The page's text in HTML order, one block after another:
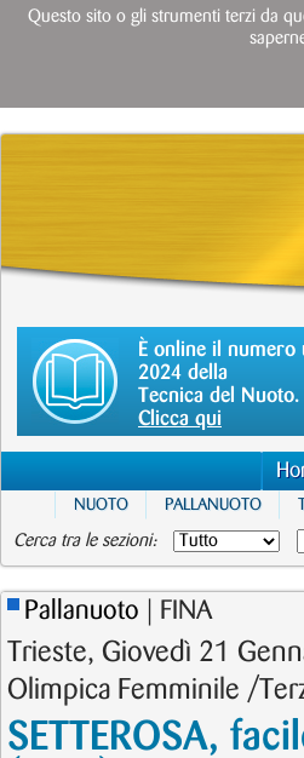
È online il numero
2024 della
Tecnica del Nuoto.
Clicca qui
NUOTO PALLANUOTO
Cerca tra le sezioni:
Pallanuoto | FINA
Trieste, Giovedì 21
Olimpica Femminile /
SETTEROSA,
Questo sito o gli strumenti terzi da